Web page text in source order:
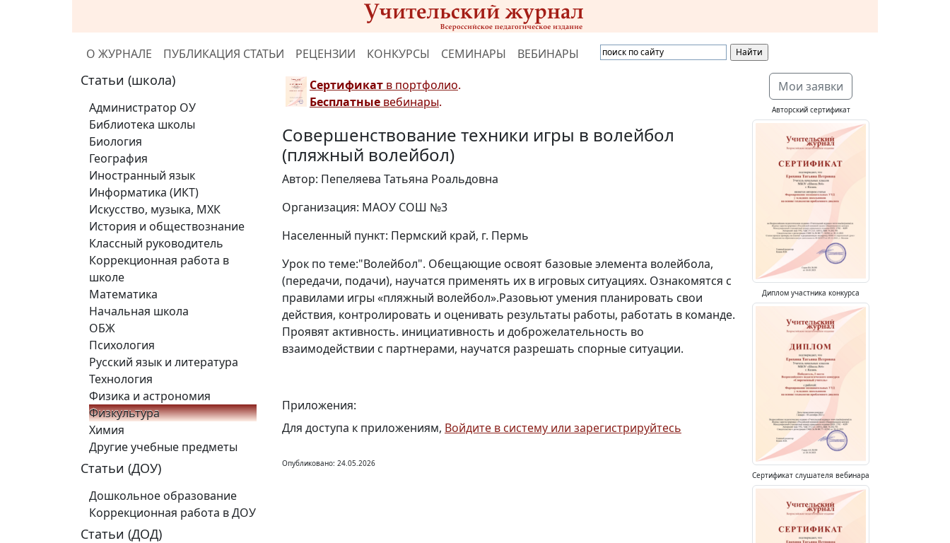
О ЖУРНАЛЕ ПУБЛИКАЦИЯ СТАТЬИ РЕЦЕНЗИИ КОНКУРСЫ СЕМИНАРЫ ВЕБИНАРЫ
Статьи (школа)
Администратор ОУ
Библиотека школы
Биология
География
Иностранный язык
Информатика (ИКТ)
Искусство, музыка, МХК
История и обществознание
Классный руководитель
Коррекционная работа в
школе
Математика
Начальная школа
ОБЖ
Психология
Русский язык и литература
Технология
Физика и астрономия
Физкультура
Химия
Другие учебные предметы
Статьи (ДОУ)
Дошкольное образование
Коррекционная работа в ДОУ
Статьи (ДОД)
Сертификат в портфолио.
Бесплатные вебинары.
Совершенствование техники игры в волейбол
(пляжный волейбол)
Автор: Пепеляева Татьяна Роальдовна
Организация: МАОУ СОШ №3
Населенный пункт: Пермский край, г. Пермь
Урок по теме:"Волейбол". Обещающие освоят базовые элемента волейбола,
(передачи, подачи), научатся применять их в игровых ситуациях. Ознакомятся с
правилами игры «пляжный волейбол».Разовьют умения планировать свои
действия, контролировать и оценивать результаты работы, работать в команде.
Проявят активность. инициативность и доброжелательность во
взаимодействии с партнерами, научатся разрешать спорные ситуации.
Приложения:
Для доступа к приложениям, Войдите в систему или зарегистрируйтесь
Опубликовано: 24.05.2026
Мои заявки
Авторский сертификат
Диплом участника конкурса
Сертификат слушателя вебинара